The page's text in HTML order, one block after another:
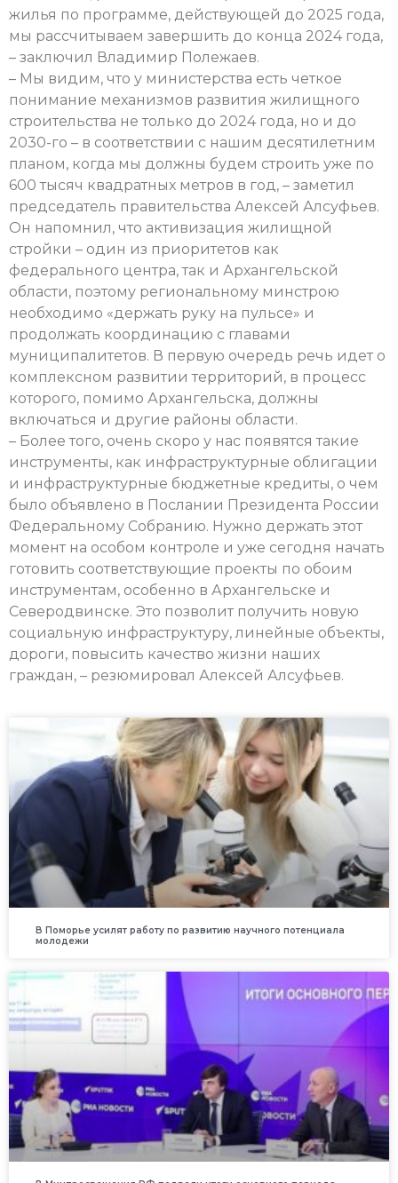
жилья по программе, действующей до 2025 года,
мы рассчитываем завершить до конца 2024 года,
– заключил Владимир Полежаев.
– Мы видим, что у министерства есть четкое
понимание механизмов развития жилищного
строительства не только до 2024 года, но и до
2030-го – в соответствии с нашим десятилетним
планом, когда мы должны будем строить уже по
600 тысяч квадратных метров в год, – заметил
председатель правительства Алексей Алсуфьев.
Он напомнил, что активизация жилищной
стройки – один из приоритетов как
федерального центра, так и Архангельской
области, поэтому региональному минстрою
необходимо «держать руку на пульсе» и
продолжать координацию с главами
муниципалитетов. В первую очередь речь идет о
комплексном развитии территорий, в процесс
которого, помимо Архангельска, должны
включаться и другие районы области.
– Более того, очень скоро у нас появятся такие
инструменты, как инфраструктурные облигации
и инфраструктурные бюджетные кредиты, о чем
было объявлено в Послании Президента России
Федеральному Собранию. Нужно держать этот
момент на особом контроле и уже сегодня начать
готовить соответствующие проекты по обоим
инструментам, особенно в Архангельске и
Северодвинске. Это позволит получить новую
социальную инфраструктуру, линейные объекты,
дороги, повысить качество жизни наших
граждан, – резюмировал Алексей Алсуфьев.
В Поморье усилят работу по развитию научного потенциала
молодежи